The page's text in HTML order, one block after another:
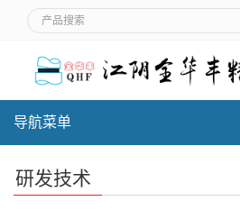
导航菜单
研发技术